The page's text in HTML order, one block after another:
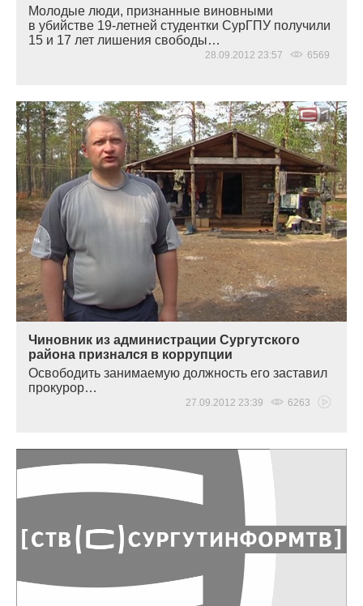
Молодые люди, признанные виновными
в убийстве 19-летней студентки СурГПУ получили
15 и 17 лет лишения свободы…
28.09.2012 23:57 6569
Чиновник из администрации Сургутского
района признался в коррупции
Освободить занимаемую должность его заставил
прокурор…
27.09.2012 23:39 6263